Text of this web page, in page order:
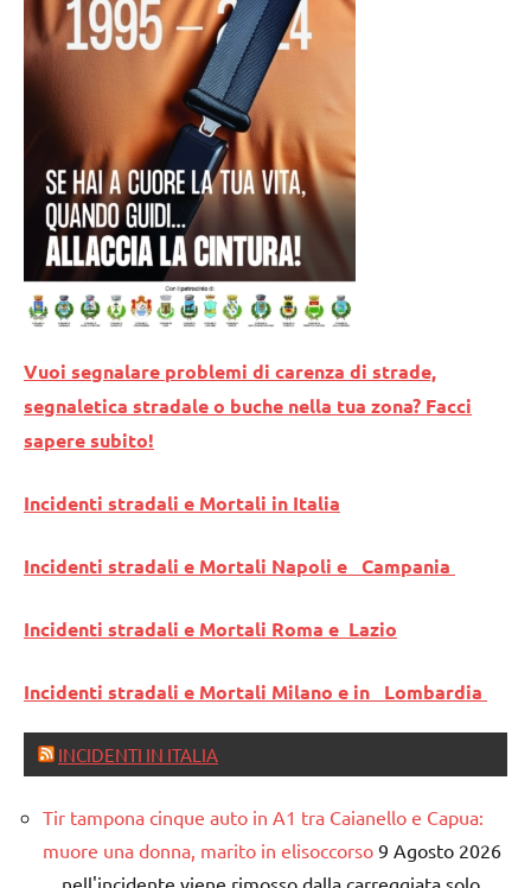
Vuoi segnalare problemi di carenza di strade,
segnaletica stradale o buche nella tua zona? Facci
sapere subito!
Incidenti stradali e Mortali in Italia
Incidenti stradali e Mortali Napoli e Campania
Incidenti stradali e Mortali Roma e Lazio
Incidenti stradali e Mortali Milano e in Lombardia
INCIDENTI IN ITALIA
Tir tampona cinque auto in A1 tra Caianello e Capua:
muore una donna, marito in elisoccorso 9 Agosto 2026